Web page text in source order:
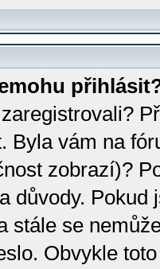
Byla vám na
zobrazí)?
důvody.
stále se
Obvykle